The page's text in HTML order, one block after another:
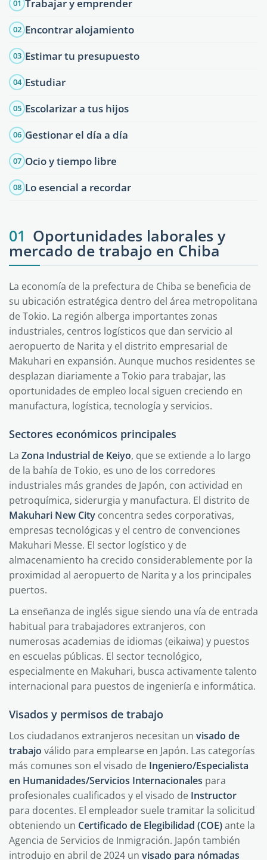
01 Trabajar y emprender
02 Encontrar alojamiento
03 Estimar tu presupuesto
04 Estudiar
05 Escolarizar a tus hijos
06 Gestionar el día a día
07 Ocio y tiempo libre
08 Lo esencial a recordar
01 Oportunidades laborales y
mercado de trabajo en Chiba
La economía de la prefectura de Chiba se beneficia de
su ubicación estratégica dentro del área metropolitana
de Tokio. La región alberga importantes zonas
industriales, centros logísticos que dan servicio al
aeropuerto de Narita y el distrito empresarial de
Makuhari en expansión. Aunque muchos residentes se
desplazan diariamente a Tokio para trabajar, las
oportunidades de empleo local siguen creciendo en
manufactura, logística, tecnología y servicios.
Sectores económicos principales
La Zona Industrial de Keiyo, que se extiende a lo largo
de la bahía de Tokio, es uno de los corredores
industriales más grandes de Japón, con actividad en
petroquímica, siderurgia y manufactura. El distrito de
Makuhari New City concentra sedes corporativas,
empresas tecnológicas y el centro de convenciones
Makuhari Messe. El sector logístico y de
almacenamiento ha crecido considerablemente por la
proximidad al aeropuerto de Narita y a los principales
puertos.
La enseñanza de inglés sigue siendo una vía de entrada
habitual para trabajadores extranjeros, con
numerosas academias de idiomas (eikaiwa) y puestos
en escuelas públicas. El sector tecnológico,
especialmente en Makuhari, busca activamente talento
internacional para puestos de ingeniería e informática.
Visados y permisos de trabajo
Los ciudadanos extranjeros necesitan un visado de
trabajo válido para emplearse en Japón. Las categorías
más comunes son el visado de Ingeniero/Especialista
en Humanidades/Servicios Internacionales para
profesionales cualificados y el visado de Instructor
para docentes. El empleador suele tramitar la solicitud
obteniendo un Certificado de Elegibilidad (COE)ante la
Agencia de Servicios de Inmigración. Japón también
introdujo en abril de 2024 un visado para nómadas